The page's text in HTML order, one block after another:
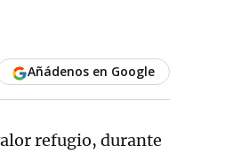
Añádenos en Google
refugio, durante